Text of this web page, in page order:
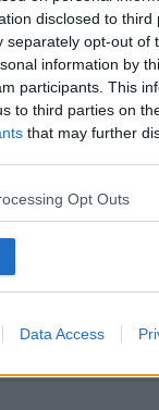
disclosed to third
separately opt-out of
information by
participants. This
to third parties on
that may further
Opt Outs
Data Access
den
abonnieren!
du auf
sofort eine E-
landet diese
überprüfe ihn
News,
Abonnieren